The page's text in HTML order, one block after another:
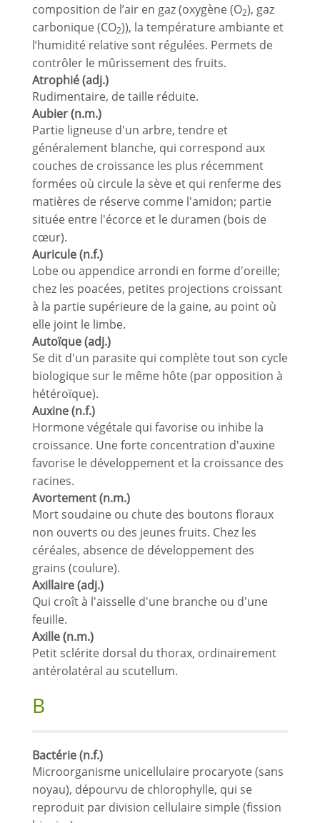
composition de l’air en gaz (oxygène (O2), gaz
carbonique (CO2)), la température ambiante et
l’humidité relative sont régulées. Permets de
contrôler le mûrissement des fruits.
Atrophié (adj.)
Rudimentaire, de taille réduite.
Aubier (n.m.)
Partie ligneuse d'un arbre, tendre et
généralement blanche, qui correspond aux
couches de croissance les plus récemment
formées où circule la sève et qui renferme des
matières de réserve comme l'amidon; partie
située entre l'écorce et le duramen (bois de
cœur).
Auricule (n.f.)
Lobe ou appendice arrondi en forme d'oreille;
chez les poacées, petites projections croissant
à la partie supérieure de la gaine, au point où
elle joint le limbe.
Autoïque (adj.)
Se dit d'un parasite qui complète tout son cycle
biologique sur le même hôte (par opposition à
hétéroïque).
Auxine (n.f.)
Hormone végétale qui favorise ou inhibe la
croissance. Une forte concentration d'auxine
favorise le développement et la croissance des
racines.
Avortement (n.m.)
Mort soudaine ou chute des boutons floraux
non ouverts ou des jeunes fruits. Chez les
céréales, absence de développement des
grains (coulure).
Axillaire (adj.)
Qui croît à l'aisselle d'une branche ou d'une
feuille.
Axille (n.m.)
Petit sclérite dorsal du thorax, ordinairement
antérolatéral au scutellum.
B
Bactérie (n.f.)
Microorganisme unicellulaire procaryote (sans
noyau), dépourvu de chlorophylle, qui se
reproduit par division cellulaire simple (fission